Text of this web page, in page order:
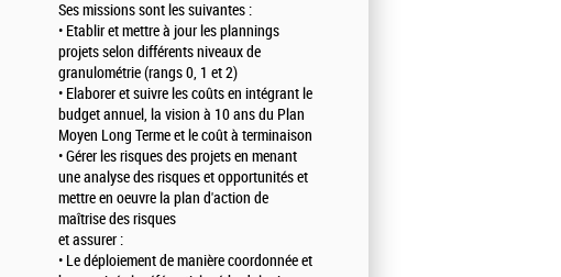
Ses missions sont les suivantes :
• Etablir et mettre à jour les plannings
projets selon différents niveaux de
granulométrie (rangs 0, 1 et 2)
• Elaborer et suivre les coûts en intégrant le
budget annuel, la vision à 10 ans du Plan
Moyen Long Terme et le coût à terminaison
• Gérer les risques des projets en menant
une analyse des risques et opportunités et
mettre en oeuvre la plan d'action de
maîtrise des risques
et assurer :
• Le déploiement de manière coordonnée et